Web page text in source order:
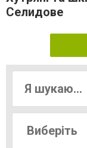
Селидове